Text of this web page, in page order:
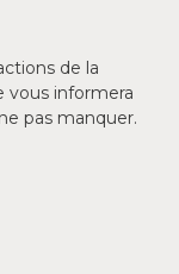
de la
vous informera
pas manquer.